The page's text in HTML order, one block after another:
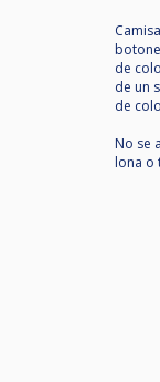
de
de un
de
No se
lona o